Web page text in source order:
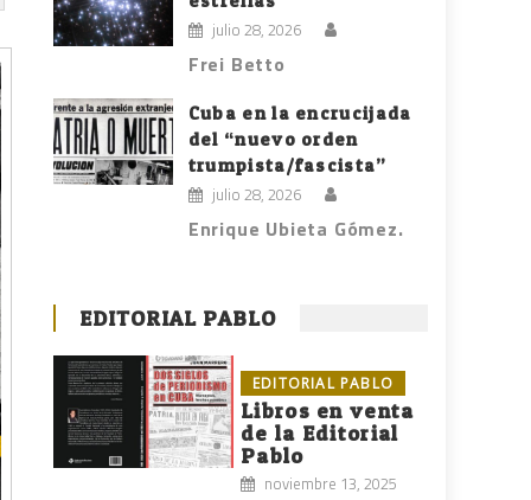
julio 28, 2026
Frei Betto
Cuba en la encrucijada
del “nuevo orden
trumpista/fascista”
julio 28, 2026
Enrique Ubieta Gómez.
EDITORIAL PABLO
EDITORIAL PABLO
Libros en venta
de la Editorial
Pablo
noviembre 13, 2025